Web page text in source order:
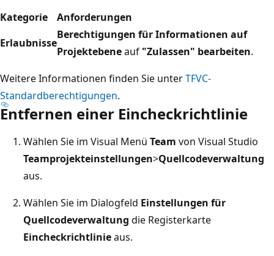
Kategorie
Anforderungen
Erlaubnisse
Berechtigungen für Informationen auf
Projektebeneauf "Zulassen" bearbeiten.
Weitere Informationen finden Sie unterTFVC-
Standardberechtigungen.
Entfernen einer Eincheckrichtlinie
Wählen Sie im Visual Menü Team von Visual Studio
Teamprojekteinstellungen>Quellcodeverwaltung
aus.
Wählen Sie im Dialogfeld Einstellungen für
Quellcodeverwaltung die Registerkarte
Eincheckrichtlinieaus.